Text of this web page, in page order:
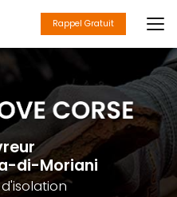
Rappel Gratuit
di-Moriani